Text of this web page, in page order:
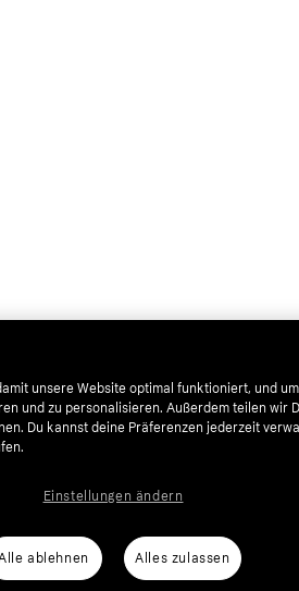
unsere Website optimal funktioniert, und
und zu personalisieren. Außerdem teilen wir
Du kannst deine Präferenzen jederzeit
ablehnen Alles zulassen
Einstellungen ändern